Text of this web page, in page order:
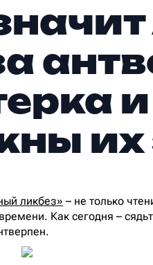
их
ликбез» – не только
Как сегодня –